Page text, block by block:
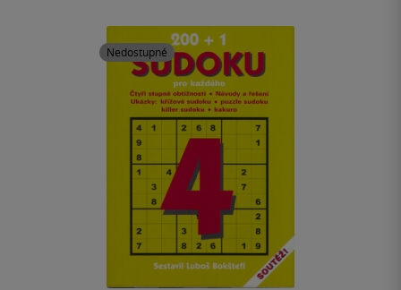
Nedostupné